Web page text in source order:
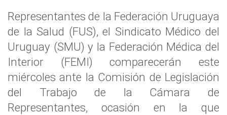
Representantes de la Federación Uruguaya
de la Salud (FUS), el Sindicato Médico del
Uruguay (SMU) y la Federación Médica del
Interior (FEMI) comparecerán este
miércoles ante la Comisión de Legislación
del Trabajo de la Cámara de
Representantes, ocasión en la que